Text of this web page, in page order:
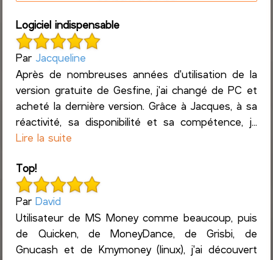
Logiciel indispensable
Par Jacqueline
Après de nombreuses années d'utilisation de la
version gratuite de Gesfine, j'ai changé de PC et
acheté la dernière version. Grâce à Jacques, à sa
réactivité, sa disponibilité et sa compétence, j...
Lire la suite
Top!
ParDavid
Utilisateur de MS Money comme beaucoup, puis
de Quicken, de MoneyDance, de Grisbi, de
Gnucash et de Kmymoney (linux), j'ai découvert